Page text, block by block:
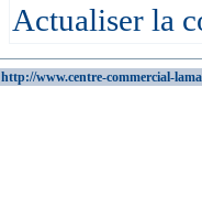
Actualiser la
http://www.centre-commercial-